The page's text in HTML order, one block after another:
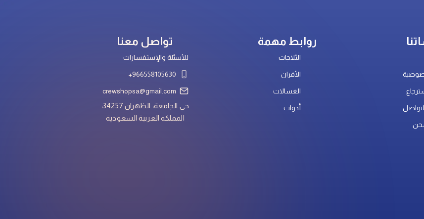
روابط مهمة
الثلاجات
الأفران
الغسالات
أدوات
تواصل معنا
للأسئلة والإستفسارات
966558105630+
crewshopsa@gmail.com
حي الجامعة، الظهران 34257،
المملكة العربية السعودية